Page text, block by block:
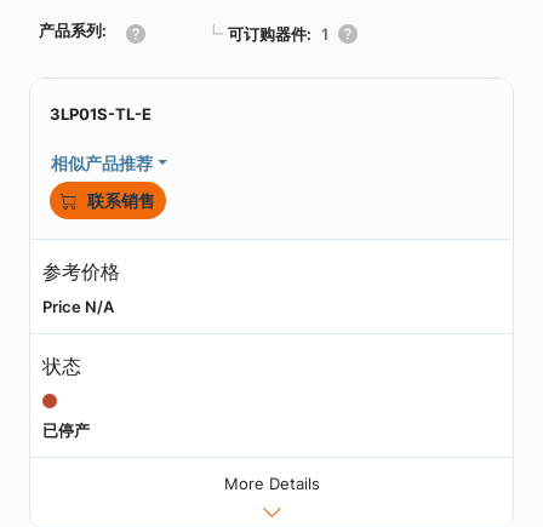
产品系列: ┗ 可订购器件: 1
3LP01S-TL-E
相似产品推荐
联系销售
参考价格
Price N/A
状态
已停产
More Details